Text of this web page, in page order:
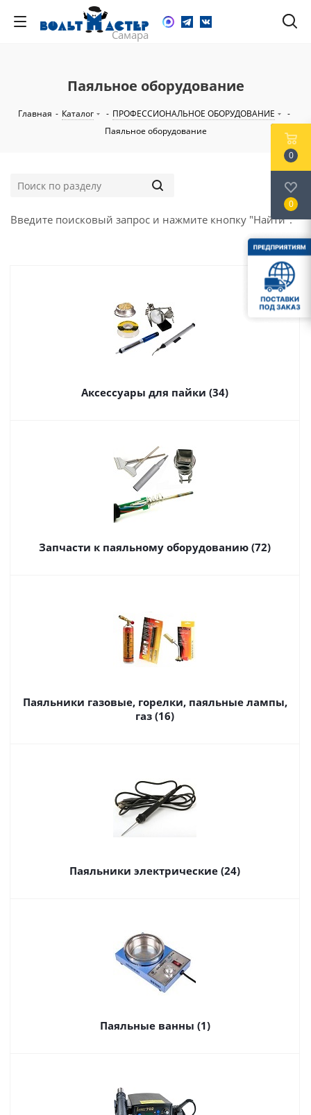
Паяльное оборудование
Главная - Каталог - ПРОФЕССИОНАЛЬНОЕ ОБОРУДОВАНИЕ
-
Паяльное оборудование
Введите поисковый запрос и нажмите кнопку "Найти".
Аксессуары для пайки (34)
Запчасти к паяльному оборудованию (72)
Паяльники газовые, горелки, паяльные лампы,
газ (16)
Паяльники электрические (24)
Паяльные ванны (1)
0
0